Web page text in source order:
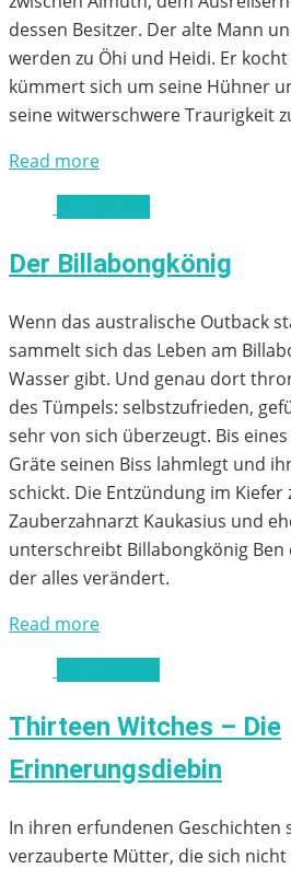
dessen Besitzer. Der alte Mann
werden zu Öhi und Heidi. Er
kümmert sich um seine Hühner
seine witwerschwere Traurigkeit
Read more
Der Billabongkönig
Wenn das australische Outback
sammelt sich das Leben am
Wasser gibt. Und genau dort
des Tümpels: selbstzufrieden,
sehr von sich überzeugt. Bis
Gräte seinen Biss lahmlegt und
schickt. Die Entzündung im Kiefer
Zauberzahnarzt Kaukasius und
unterschreibt Billabongkönig Ben
der alles verändert.
Read more
Thirteen Witches – Die
Erinnerungsdiebin
In ihren erfundenen Geschichten
verzauberte Mütter, die sich